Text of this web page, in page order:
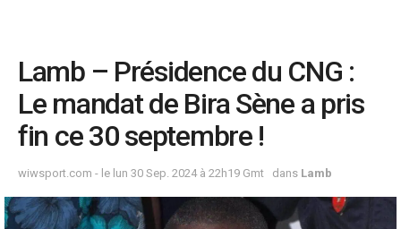
Lamb – Présidence du CNG :
Le mandat de Bira Sène a pris
fin ce 30 septembre !
wiwsport.com - le lun 30 Sep. 2024 à 22h19 Gmt dans Lamb